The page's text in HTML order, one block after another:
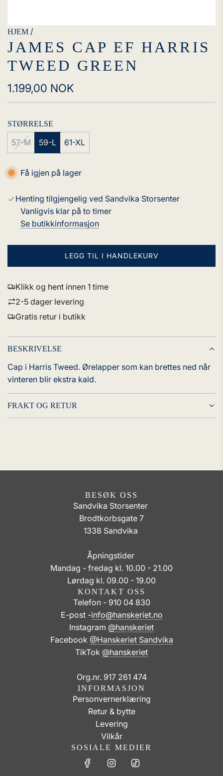
HJEM /
JAMES CAP EF HARRIS
TWEED GREEN
Vanlig
pris
1.199,00 NOK
STØRRELSE
57-M 59-L 61-XL
Få igjen på lager
Henting tilgjengelig ved Sandvika Storsenter
Vanligvis klar på to timer
Se butikkinformasjon
LEGG TIL I HANDLEKURV
L
.
Klikk og hent innen 1 time
2-5 dager levering
Gratis retur i butikk
BESKRIVELSE
Cap i Harris Tweed. Ørelapper som kan brettes ned når
vinteren blir ekstra kald.
FRAKT OG RETUR
BESØK OSS
Sandvika Storsenter
Brodtkorbsgate 7
1338 Sandvika
Åpningstider
Mandag - fredag kl. 10.00 - 21.00
Lørdag kl. 09.00 - 19.00
KONTAKT OSS
Telefon - 910 04 830
E-post -info@hanskeriet.no
Instagram @hanskeriet
Facebook @Hanskeriet Sandvika
TikTok @hanskeriet
Org.nr. 917 261 474
INFORMASJON
Personvernerklæring
Retur & bytte
Levering
Vilkår
SOSIALE MEDIER